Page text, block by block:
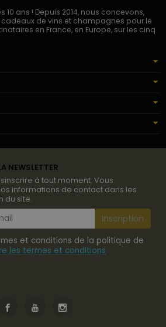
10 ans ! Depuis 2014, nous concevons,
de vins et champagnes pour le
en France, en Europe, sur les cinq
NEWSLETTER
à tout moment. Vous
informations de contact dans les
du site.
et conditions de la politique de
les termes et conditions